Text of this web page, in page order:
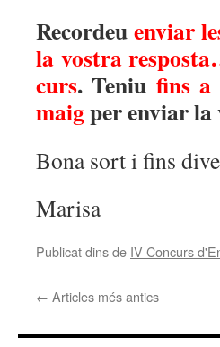
Recordeuenviar
la vostra
curs. Teniu fins a
maigper enviar la
Bona sort i fins
Marisa
Publicat dins de IV Concurs
← Articles més antics